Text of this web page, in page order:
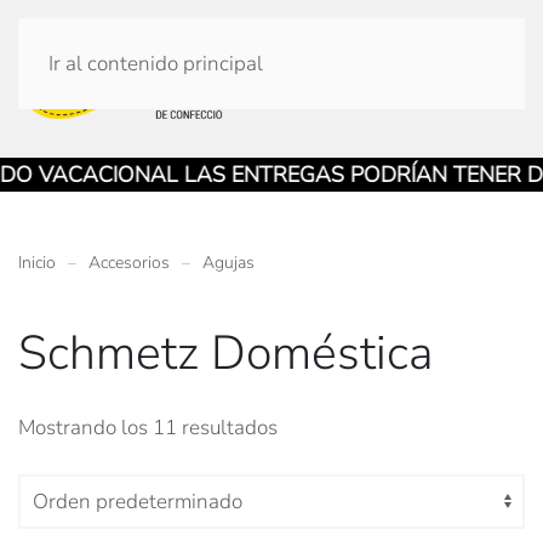
Ir al contenido principal
LAS ENTREGAS PODRÍAN TENER
Inicio Accesorios Agujas
Schmetz Doméstica
Mostrando los 11 resultados